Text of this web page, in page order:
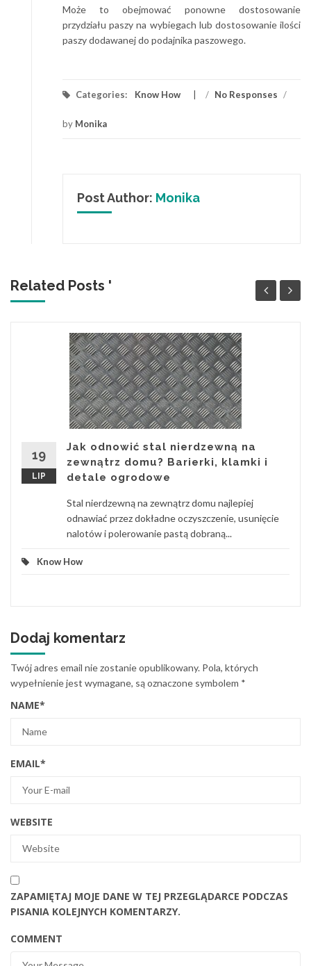
Może to obejmować ponowne dostosowanie
przydziału paszy na wybiegach lub dostosowanie ilości
paszy dodawanej do podajnika paszowego.
Categories: Know How / No Responses /
by Monika
Post Author: Monika
Related Posts '
19
LIP
Jak odnowić stal nierdzewną na
zewnątrz domu? Barierki, klamki i
detale ogrodowe
Stal nierdzewną na zewnątrz domu najlepiej
odnawiać przez dokładne oczyszczenie, usunięcie
nalotów i polerowanie pastą dobraną...
Know How
Dodaj komentarz
Twój adres email nie zostanie opublikowany. Pola, których
wypełnienie jest wymagane, są oznaczone symbolem *
NAME*
EMAIL*
WEBSITE
ZAPAMIĘTAJ MOJE DANE W TEJ PRZEGLĄDARCE PODCZAS
PISANIA KOLEJNYCH KOMENTARZY.
COMMENT